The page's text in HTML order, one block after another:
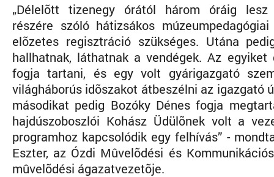
„Délelõtt tizenegy órától három óráig
részére szóló hátizsákos
elõzetes regisztráció szükséges. Utána
hallhatnak, láthatnak a vendégek. Az egyiket
fogja tartani, és egy volt gyárigazgató
világháborús idõszakot átbeszélni az igazgató
másodikat pedig Bozóky Dénes fogja
hajdúszoboszlói Kohász Üdülõnek volt a
programhoz kapcsolódik egy felhívás” -
Eszter, az Ózdi Mûvelõdési és
mûvelõdési ágazatvezetõje.